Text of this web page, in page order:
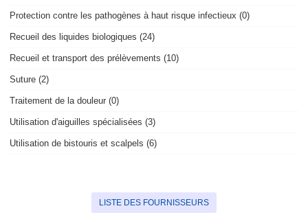
Protection contre les pathogènes à haut risque infectieux (0)
Recueil des liquides biologiques (24)
Recueil et transport des prélèvements (10)
Suture (2)
Traitement de la douleur (0)
Utilisation d'aiguilles spécialisées (3)
Utilisation de bistouris et scalpels (6)
LISTE DES FOURNISSEURS